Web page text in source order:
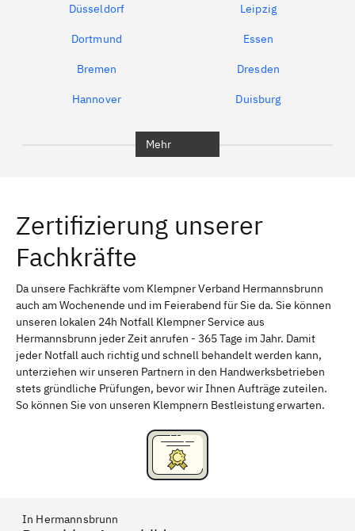
Düsseldorf Leipzig
Dortmund Essen
Bremen Dresden
Hannover Duisburg
Erlangen Bamberg
Bayreuth
Schweinfurt Passau
Freising Rudelsdorf, Mittelfranken
Mehr
Zertifizierung unserer
Fachkräfte
Da unsere Fachkräfte vom Klempner Verband Hermannsbrunn
auch am Wochenende und im Feierabend für Sie da. Sie können
unseren lokalen 24h Notfall Klempner Service aus
Hermannsbrunn jeder Zeit anrufen - 365 Tage im Jahr. Damit
jeder Notfall auch richtig und schnell behandelt werden kann,
unterziehen wir unseren Partnern in den Handwerksbetrieben
stets gründliche Prüfungen, bevor wir Ihnen Aufträge zuteilen.
So können Sie von unseren Klempnern Bestleistung erwarten.
In Hermannsbrunn